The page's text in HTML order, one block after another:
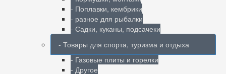
- Поплавки, кембрики
- разное для рыбалки
- Садки, куканы, подсачеки
- Товары для спорта, туризма и отдыха
- Газовые плиты и горелки
- Другое